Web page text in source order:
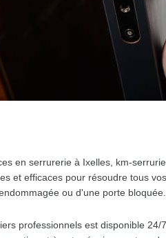
en serrurerie à Ixelles, km-
et efficaces pour résoudre tous
ou d'une porte bloquée.
professionnels est disponible